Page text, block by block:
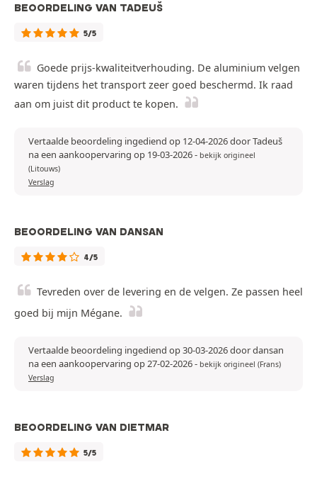
BEOORDELING VAN TADEUŠ
5/5
Goede prijs-kwaliteitverhouding. De aluminium velgen
waren tijdens het transport zeer goed beschermd. Ik raad
aan om juist dit product te kopen.
Vertaalde beoordeling ingediend op 12-04-2026 door Tadeuš
na een aankoopervaring op 19-03-2026- bekijk origineel
(Litouws)
Verslag
BEOORDELING VAN DANSAN
4/5
Tevreden over de levering en de velgen. Ze passen heel
goed bij mijn Mégane.
Vertaalde beoordeling ingediend op 30-03-2026 door dansan
na een aankoopervaring op 27-02-2026- bekijk origineel (Frans)
Verslag
BEOORDELING VAN DIETMAR
5/5